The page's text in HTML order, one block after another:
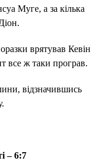
Муге, а за кілька
врятував Кевін
все ж таки програв.
відзначившись
– 6:7